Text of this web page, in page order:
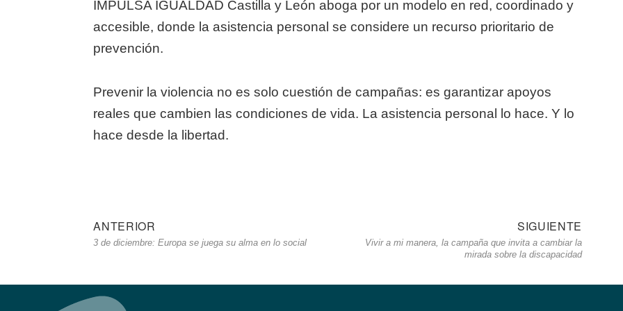
IMPULSA IGUALDAD Castilla y León aboga por un modelo en red, coordinado y
accesible, donde la asistencia personal se considere un recurso prioritario de
prevención.
Prevenir la violencia no es solo cuestión de campañas: es garantizar apoyos
reales que cambien las condiciones de vida. La asistencia personal lo hace. Y lo
hace desde la libertad.
Navegación
de
ANTERIOR
anterior
3 de diciembre: Europa se juega su alma en lo social
SIGUIENTE
entrada
Vivir a mi manera, la campaña que invita a cambiar la
mirada sobre la discapacidad